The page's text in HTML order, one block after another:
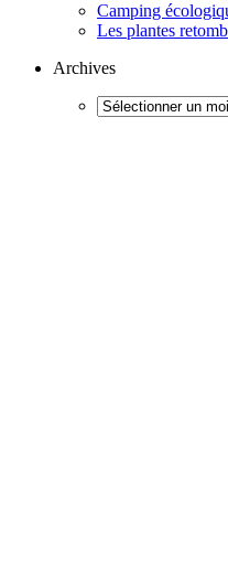
Camping
Les plantes
Archives